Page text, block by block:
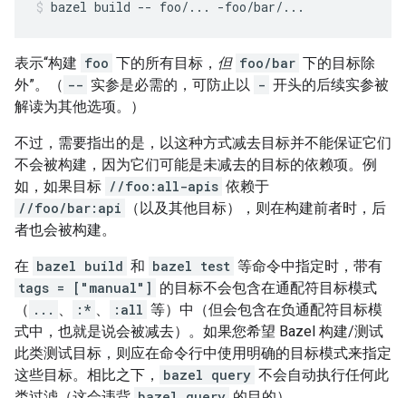
bazel build -- foo/... -foo/bar/...
表示“构建 foo 下的所有目标， 但 foo/bar 下的目标除
外”。（ -- 实参是必需的，可防止以 - 开头的后续实参被
解读为其他选项。）
不过，需要指出的是，以这种方式减去目标并不能保证它们
不会被构建，因为它们可能是未减去的目标的依赖项。例
如，如果目标 //foo:all-apis 依赖于
//foo/bar:api
（以及其他目标），则在构建前者时，后
者也会被构建。
在 bazel build 和 bazel test 等命令中指定时，带有
tags = ["manual"] 的目标不会包含在通配符目标模式
（ ... 、 :* 、 :all 等）中（但会包含在负通配符目标模
式中，也就是说会被减去）。如果您希望 Bazel 构建/测试
此类测试目标，则应在命令行中使用明确的目标模式来指定
这些目标。相比之下，
bazel query 不会自动执行任何此